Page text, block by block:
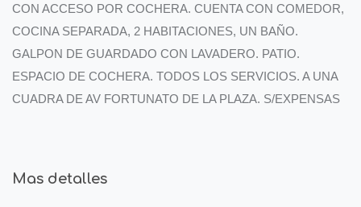
CON ACCESO POR COCHERA. CUENTA CON COMEDOR,
COCINA SEPARADA, 2 HABITACIONES, UN BAÑO.
GALPON DE GUARDADO CON LAVADERO. PATIO.
ESPACIO DE COCHERA. TODOS LOS SERVICIOS. A UNA
CUADRA DE AV FORTUNATO DE LA PLAZA. S/EXPENSAS
Mas detalles